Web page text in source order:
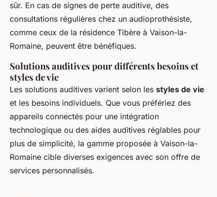
sûr. En cas de signes de perte auditive, des
consultations régulières chez un audioprothésiste,
comme ceux de la résidence Tibère à Vaison-la-
Romaine, peuvent être bénéfiques.
Solutions auditives pour différents besoins et
styles de vie
Les solutions auditives varient selon les styles de vie
et les besoins individuels. Que vous préfériez des
appareils connectés pour une intégration
technologique ou des aides auditives réglables pour
plus de simplicité, la gamme proposée à Vaison-la-
Romaine cible diverses exigences avec son offre de
services personnalisés.